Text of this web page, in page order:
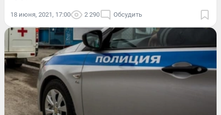
18 июня, 2021, 17:00 2 290 Обсудить